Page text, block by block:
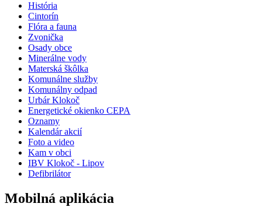
História
Cintorín
Flóra a fauna
Zvonička
Osady obce
Minerálne vody
Materská škôlka
Komunálne služby
Komunálny odpad
Urbár Klokoč
Energetické okienko CEPA
Oznamy
Kalendár akcií
Foto a video
Kam v obci
IBV Klokoč - Lipov
Defibrilátor
Mobilná aplikácia